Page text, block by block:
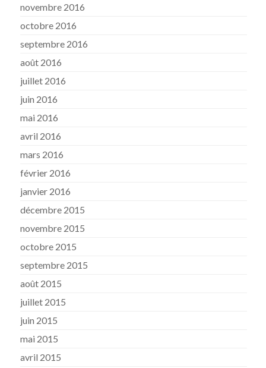
novembre 2016
octobre 2016
septembre 2016
août 2016
juillet 2016
juin 2016
mai 2016
avril 2016
mars 2016
février 2016
janvier 2016
décembre 2015
novembre 2015
octobre 2015
septembre 2015
août 2015
juillet 2015
juin 2015
mai 2015
avril 2015